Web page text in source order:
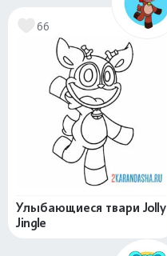
66
Улыбающиеся твари Jolly
Jingle